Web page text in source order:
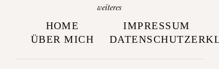
weiteres
HOME
IMPRESSUM
ÜBER MICH